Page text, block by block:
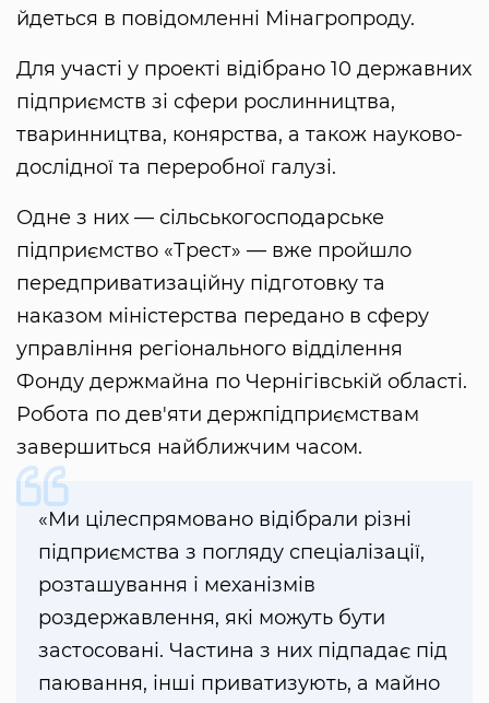
йдеться в повідомленні Мінагропроду.
Для участі у проекті відібрано 10 державних
підприємств зі сфери рослинництва,
тваринництва, конярства, а також науково-
дослідної та переробної галузі.
Одне з них — сільськогосподарське
підприємство «Трест» — вже пройшло
передприватизаційну підготовку та
наказом міністерства передано в сферу
управління регіонального відділення
Фонду держмайна по Чернігівській області.
Робота по дев'яти держпідприємствам
завершиться найближчим часом.
«Ми цілеспрямовано відібрали різні
підприємства з погляду спеціалізації,
розташування і механізмів
роздержавлення, які можуть бути
застосовані. Частина з них підпадає під
паювання, інші приватизують, а майно